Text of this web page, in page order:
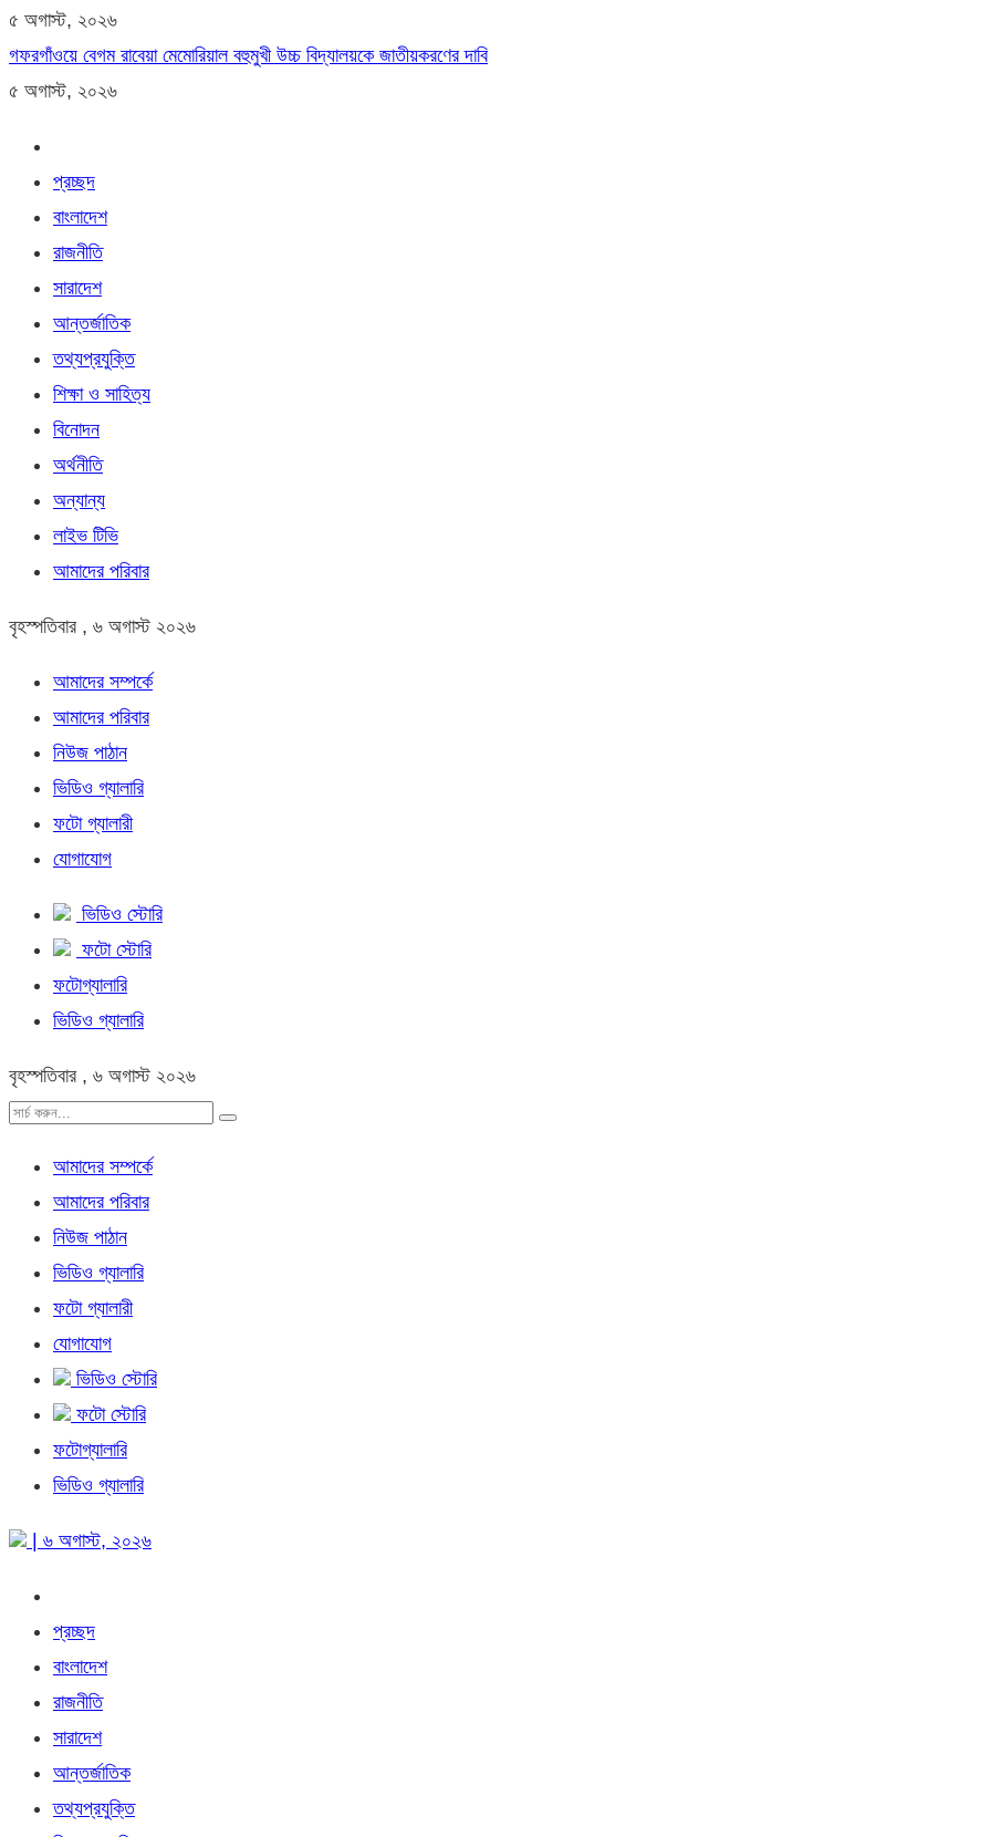
৫ অগাস্ট, ২০২৬
গফরগাঁওয়ে বেগম রাবেয়া মেমোরিয়াল বহুমুখী উচ্চ বিদ্যালয়কে জাতীয়করণের দাবি
৫ অগাস্ট, ২০২৬
প্রচ্ছদ
বাংলাদেশ
রাজনীতি
সারাদেশ
আন্তর্জাতিক
তথ্যপ্রযুক্তি
শিক্ষা ও সাহিত্য
বিনোদন
অর্থনীতি
অন্যান্য
লাইভ টিভি
আমাদের পরিবার
বৃহস্পতিবার , ৬ অগাস্ট ২০২৬
আমাদের সম্পর্কে
আমাদের পরিবার
নিউজ পাঠান
ভিডিও গ্যালারি
ফটো গ্যালারী
যোগাযোগ
ভিডিও স্টোরি
ফটো স্টোরি
ফটোগ্যালারি
ভিডিও গ্যালারি
বৃহস্পতিবার , ৬ অগাস্ট ২০২৬
আমাদের সম্পর্কে
আমাদের পরিবার
নিউজ পাঠান
ভিডিও গ্যালারি
ফটো গ্যালারী
যোগাযোগ
ভিডিও স্টোরি
ফটো স্টোরি
ফটোগ্যালারি
ভিডিও গ্যালারি
| ৬ অগাস্ট, ২০২৬
প্রচ্ছদ
বাংলাদেশ
রাজনীতি
সারাদেশ
আন্তর্জাতিক
তথ্যপ্রযুক্তি